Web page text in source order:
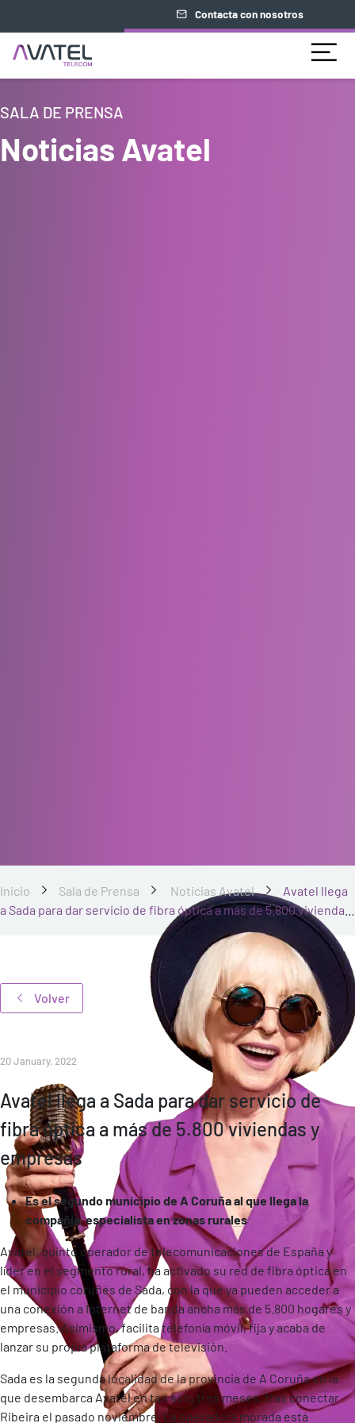
Contacta con nosotros
SALA DE PRENSA
Noticias Avatel
Inicio Sala de Prensa Noticias Avatel
Avatel llega
a Sada para dar servicio de fibra óptica a más de 5.800 viviendas
Volver
20 January, 2022
Avatel llega a Sada para dar servicio de
fibra óptica a más de 5.800 viviendas y
empresas
Es el segundo municipio de A Coruña al que llega la
compañía, especialista en zonas rurales
Avatel, quinto operador de telecomunicaciones de España y
líder en el segmento rural, ha activado su red de fibra óptica en
el municipio coruñés de Sada, con la que ya pueden acceder a
una conexión a Internet de banda ancha más de 5.800 hogares y
empresas. Asimismo, facilita telefonía móvil, fija y acaba de
lanzar su propia plataforma de televisión.
Sada es la segunda localidad de la provincia de A Coruña en la
que desembarca Avatel en tan sólo tres meses, tras conectar
Ribeira el pasado noviembre. La operadora morada está